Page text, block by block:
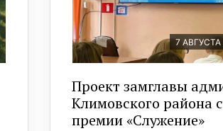
7 АВГУСТА
Проект замглавы
Климовского района
премии «Служение»